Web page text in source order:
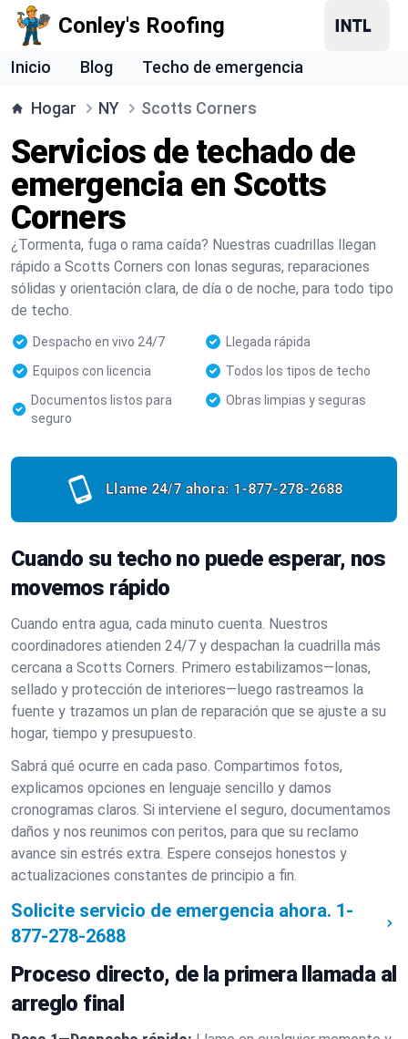
Conley's Roofing
Inicio Blog Techo de emergencia
Hogar NY Scotts Corners
Servicios de techado de
emergencia en Scotts
Corners
¿Tormenta, fuga o rama caída? Nuestras cuadrillas llegan
rápido a Scotts Corners con lonas seguras, reparaciones
sólidas y orientación clara, de día o de noche, para todo tipo
de techo.
Despacho en vivo 24/7
Llegada rápida
Equipos con licencia
Todos los tipos de techo
Documentos listos para
seguro
Obras limpias y seguras
Llame 24/7 ahora: 1-877-278-2688
Cuando su techo no puede esperar, nos
movemos rápido
Cuando entra agua, cada minuto cuenta. Nuestros
coordinadores atienden 24/7 y despachan la cuadrilla más
cercana a Scotts Corners. Primero estabilizamos—lonas,
sellado y protección de interiores—luego rastreamos la
fuente y trazamos un plan de reparación que se ajuste a su
hogar, tiempo y presupuesto.
Sabrá qué ocurre en cada paso. Compartimos fotos,
explicamos opciones en lenguaje sencillo y damos
cronogramas claros. Si interviene el seguro, documentamos
daños y nos reunimos con peritos, para que su reclamo
avance sin estrés extra. Espere consejos honestos y
actualizaciones constantes de principio a fin.
Solicite servicio de emergencia ahora. 1-
877-278-2688
Proceso directo, de la primera llamada al
arreglo final